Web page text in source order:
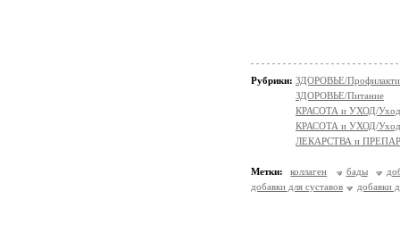
Рубрики: ЗДОРОВЬЕ/
ЗДОРОВЬЕ/Питание
КРАСОТА и УХОД/Уход
КРАСОТА и УХОД/Уход
ЛЕКАРСТВА и
Метки: коллаген бады
добавки для суставов
добавки